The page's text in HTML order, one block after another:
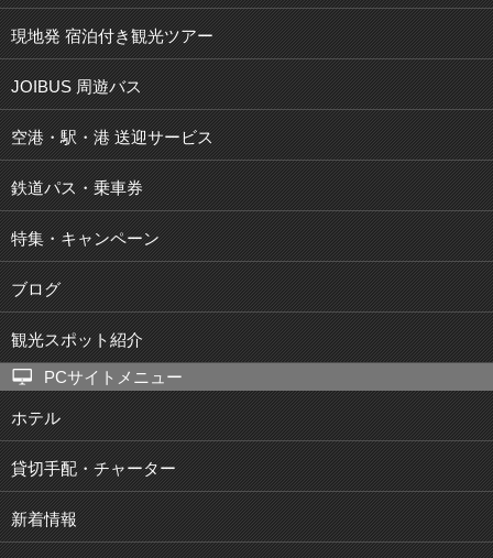
現地発 宿泊付き観光ツアー
JOIBUS 周遊バス
空港・駅・港 送迎サービス
鉄道パス・乗車券
特集・キャンペーン
ブログ
観光スポット紹介
PCサイトメニュー
ホテル
貸切手配・チャーター
新着情報